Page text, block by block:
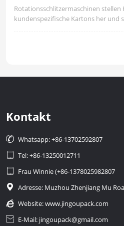
Rotationsschlitzermaschinen stellen
kundenspezifische Kartons her und
ermöglicht.
Kontakt
 Whatsapp: +86-13702592807
 Tel: +86-13250012711
 Frau Winnie (+86-1378025982807
 Adresse: Muzhou Zhenjiang Mu
 Website:www.jingoupack.com
 E-Mail: jingoupack@gmail.com